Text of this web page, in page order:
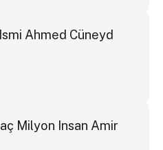
Ahmed Cüneyd
Milyon Insan Amir